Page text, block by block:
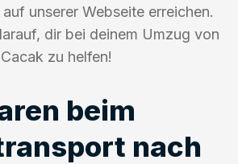
unserer Webseite erreichen.
dir bei deinem Umzug von
zu helfen!
beim
nach